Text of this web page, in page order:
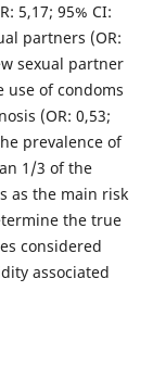
5,17; 95% CI:
partners (OR:
sexual partner
use of condoms
(OR: 0,53;
prevalence of
1/3 of the
as the main risk
the true
considered
associated